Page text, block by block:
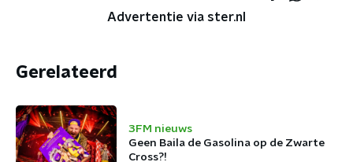
Advertentie via ster.nl
Gerelateerd
3FM nieuws
Geen Baila de Gasolina op de Zwarte
Cross?!